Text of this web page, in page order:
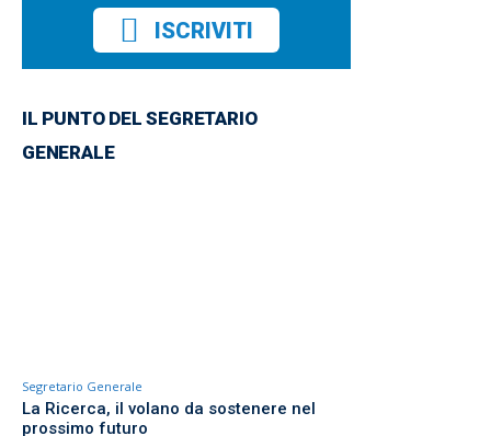
ISCRIVITI
IL PUNTO DEL SEGRETARIO
GENERALE
Segretario Generale
La Ricerca, il volano da sostenere nel
prossimo futuro